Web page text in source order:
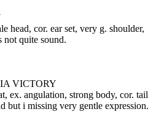
head, cor. ear set, very g. shoulder,
not quite sound.
VICTORY
ex. angulation, strong body, cor. tail
but i missing very gentle expression.